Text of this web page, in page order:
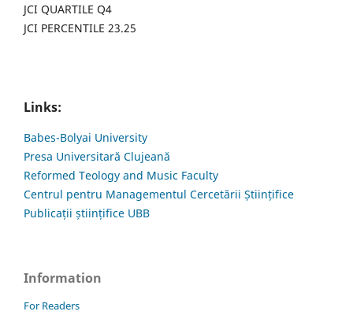
JCI QUARTILE Q4
JCI PERCENTILE 23.25
Links:
Babes-Bolyai University
Presa Universitară Clujeană
Reformed Teology and Music Faculty
Centrul pentru Managementul Cercetării Științifice
Publicații științifice UBB
Information
For Readers